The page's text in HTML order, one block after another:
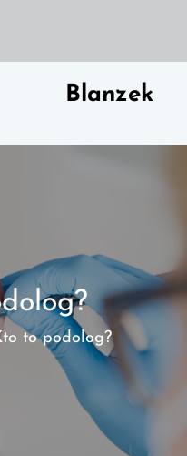
Blanzek
to podolog?